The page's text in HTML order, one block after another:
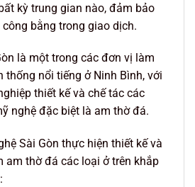
kỳ trung gian nào, đảm bảo
bằng trong giao dịch.
là một trong các đơn vị làm
thống nổi tiếng ở Ninh Bình, với
thiết kế và chế tác các
nghệ đặc biệt là am thờ đá.
Sài Gòn thực hiện thiết kế và
am thờ đá các loại ở trên khắp